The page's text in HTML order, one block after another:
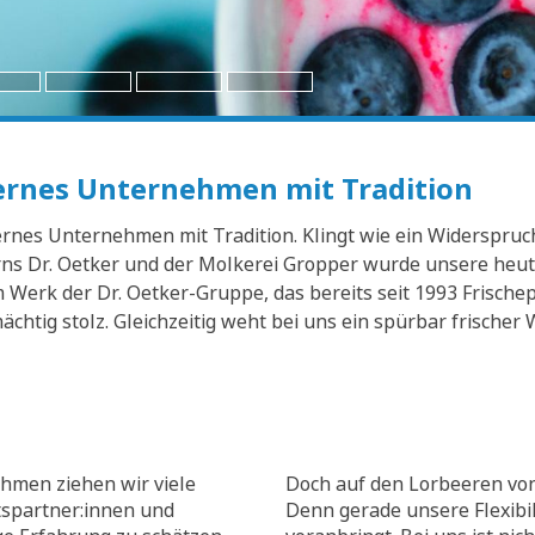
Unternehmen mit Tradition
Unternehmen mit Tradition. Klingt wie ein
Dr. Oetker und der Molkerei Gropper wurde unsere
der Dr. Oetker-Gruppe, das bereits seit 1993
stolz. Gleichzeitig weht bei uns ein spürbar frischer
ziehen wir viele
und
Doch auf den Lorbeeren
Denn gerade unsere